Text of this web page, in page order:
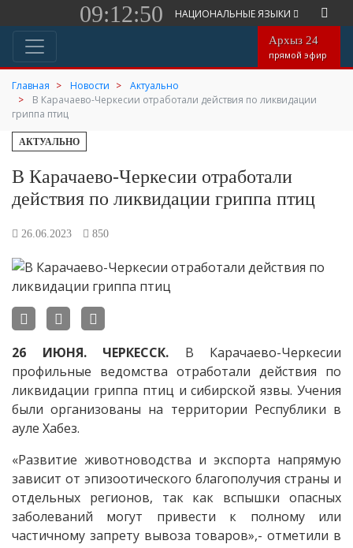
09:12:50 НАЦИОНАЛЬНЫЕ ЯЗЫКИ
Архыз 24
прямой эфир
Главная Новости
Актуально
В Карачаево-Черкесии отработали действия по ликвидации
гриппа птиц
АКТУАЛЬНО
В Карачаево-Черкесии отработали
действия по ликвидации гриппа птиц
26.06.2023 850
26 ИЮНЯ. ЧЕРКЕССК. В Карачаево-Черкесии
профильные ведомства отработали действия по
ликвидации гриппа птиц и сибирской язвы. Учения
были организованы на территории Республики в
ауле Хабез.
«Развитие животноводства и экспорта напрямую
зависит от эпизоотического благополучия страны и
отдельных регионов, так как вспышки опасных
заболеваний могут привести к полному или
частичному запрету вывоза товаров»,- отметили в